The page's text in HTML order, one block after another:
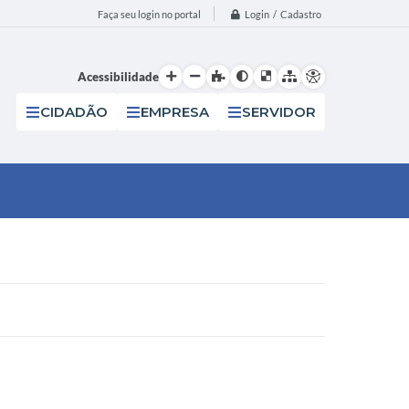
Faça seu login no portal Login / Cadastro
Acessibilidade
CIDADÃO EMPRESA SERVIDOR